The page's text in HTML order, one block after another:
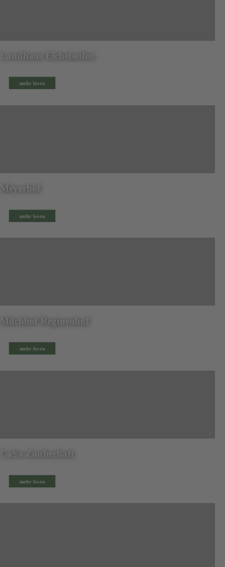
Landhaus Eichelseifen
mehr lesen
Meyerhof
mehr lesen
Milchhof Reginenhof
mehr lesen
CaSa Zauberhaft
mehr lesen